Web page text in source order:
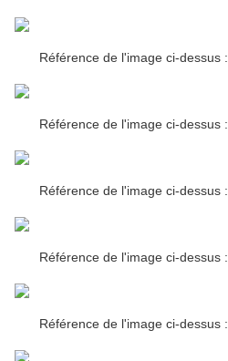
Référence de l'image ci-dessus
Référence de l'image ci-dessus
Référence de l'image ci-dessus
Référence de l'image ci-dessus
Référence de l'image ci-dessus